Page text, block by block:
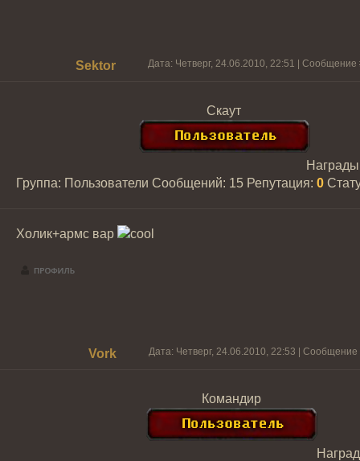
Sektor Дата: Четверг, 24.06.2010, 22:51 |
Скаут
Группа: Пользователи Сообщений: 15 Репутация: 0
Холик+армс вар
Vork Дата: Четверг, 24.06.2010, 22:53 |
Командир